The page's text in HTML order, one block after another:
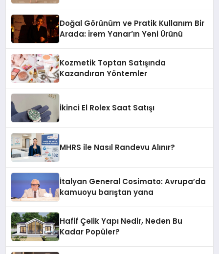
Doğal Görünüm ve Pratik Kullanım Bir
Arada: İrem Yanar’ın Yeni Ürünü
Kozmetik Toptan Satışında
Kazandıran Yöntemler
İkinci El Rolex Saat Satışı
MHRS ile Nasıl Randevu Alınır?
İtalyan General Cosimato: Avrupa’da
kamuoyu barıştan yana
Hafif Çelik Yapı Nedir, Neden Bu
Kadar Popüler?